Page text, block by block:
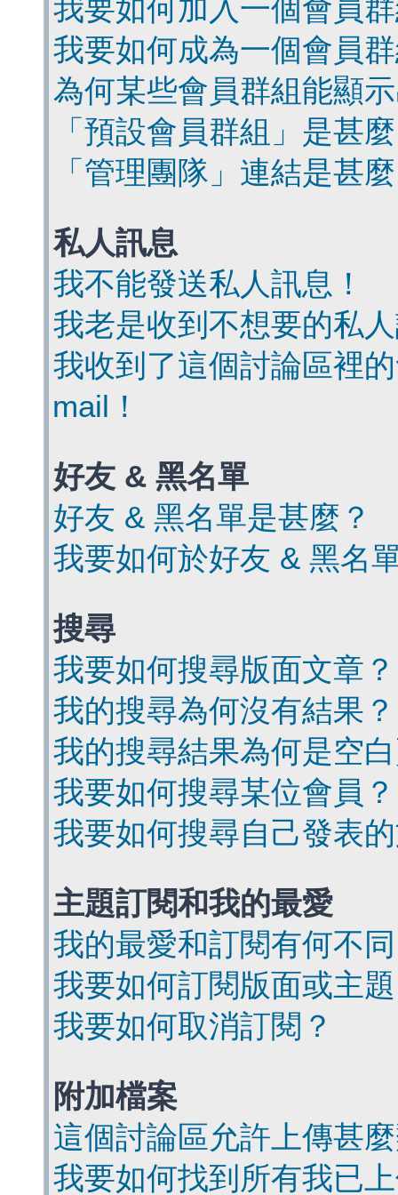
我要如何加入一個會員
我要如何成為一個會員
為何某些會員群組能顯
「預設會員群組」是甚
「管理團隊」連結是甚
私人訊息
我不能發送私人訊息！
我老是收到不想要的私
我收到了這個討論區裡
mail！
好友 & 黑名單
好友 & 黑名單是甚麼？
我要如何於好友 & 黑名
搜尋
我要如何搜尋版面文章？
我的搜尋為何沒有結果？
我的搜尋結果為何是空
我要如何搜尋某位會員？
我要如何搜尋自己發表
主題訂閱和我的最愛
我的最愛和訂閱有何不
我要如何訂閱版面或主
我要如何取消訂閱？
附加檔案
這個討論區允許上傳甚
我要如何找到所有我已